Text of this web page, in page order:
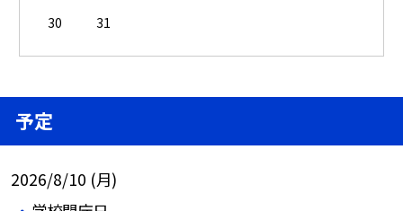
30
31
予定
2026/8/10 (月)